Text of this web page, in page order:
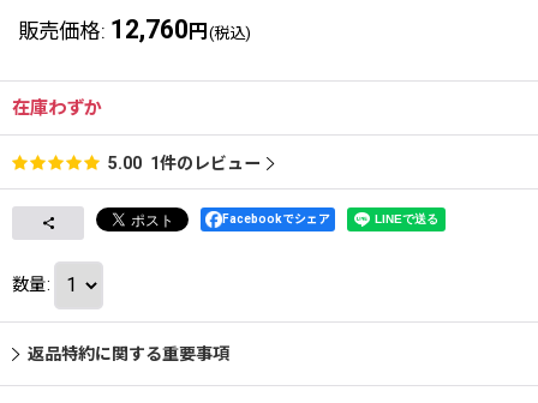
販売価格: 12,760 円 (税込)
在庫わずか
5.00 1件のレビュー
Facebookでシェア
数量:
返品特約に関する重要事項